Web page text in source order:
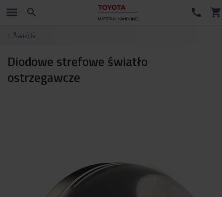
Światła
Diodowe strefowe światło
ostrzegawcze